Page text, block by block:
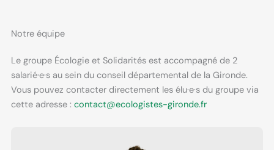
Notre équipe
Le groupe Écologie et Solidarités est accompagné de 2
salarié·e·s au sein du conseil départemental de la Gironde.
Vous pouvez contacter directement les élu·e·s du groupe via
cette adresse : contact@ecologistes-gironde.fr